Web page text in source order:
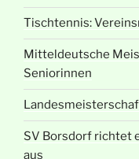
Tischtennis:
Mitteldeutsche
Seniorinnen
SV Borsdorf richtet
aus